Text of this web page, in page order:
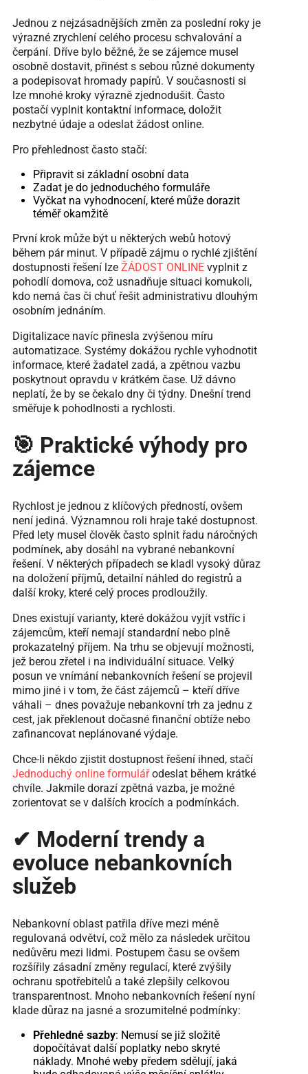
Jednou z nejzásadnějších změn za poslední roky je
výrazné zrychlení celého procesu schvalování a
čerpání. Dříve bylo běžné, že se zájemce musel
osobně dostavit, přinést s sebou různé dokumenty
a podepisovat hromady papírů. V současnosti si
lze mnohé kroky výrazně zjednodušit. Často
postačí vyplnit kontaktní informace, doložit
nezbytné údaje a odeslat žádost online.
Pro přehlednost často stačí:
Připravit si základní osobní data
Zadat je do jednoduchého formuláře
Vyčkat na vyhodnocení, které může dorazit
téměř okamžitě
První krok může být u některých webů hotový
během pár minut. V případě zájmu o rychlé zjištění
dostupnosti řešení lze ŽÁDOST ONLINEvyplnit z
pohodlí domova, což usnadňuje situaci komukoli,
kdo nemá čas či chuť řešit administrativu dlouhým
osobním jednáním.
Digitalizace navíc přinesla zvýšenou míru
automatizace. Systémy dokážou rychle vyhodnotit
informace, které žadatel zadá, a zpětnou vazbu
poskytnout opravdu v krátkém čase. Už dávno
neplatí, že by se čekalo dny či týdny. Dnešní trend
směřuje k pohodlnosti a rychlosti.
🎯 Praktické výhody pro
zájemce
Rychlost je jednou z klíčových předností, ovšem
není jediná. Významnou roli hraje také dostupnost.
Před lety musel člověk často splnit řadu náročných
podmínek, aby dosáhl na vybrané nebankovní
řešení. V některých případech se kladl vysoký důraz
na doložení příjmů, detailní náhled do registrů a
další kroky, které celý proces prodloužily.
Dnes existují varianty, které dokážou vyjít vstříc i
zájemcům, kteří nemají standardní nebo plně
prokazatelný příjem. Na trhu se objevují možnosti,
jež berou zřetel i na individuální situace. Velký
posun ve vnímání nebankovních řešení se projevil
mimo jiné i v tom, že část zájemců – kteří dříve
váhali – dnes považuje nebankovní trh za jednu z
cest, jak překlenout dočasné finanční obtíže nebo
zafinancovat neplánované výdaje.
Chce-li někdo zjistit dostupnost řešení ihned, stačí
Jednoduchý online formulářodeslat během krátké
chvíle. Jakmile dorazí zpětná vazba, je možné
zorientovat se v dalších krocích a podmínkách.
✔ Moderní trendy a
evoluce nebankovních
služeb
Nebankovní oblast patřila dříve mezi méně
regulovaná odvětví, což mělo za následek určitou
nedůvěru mezi lidmi. Postupem času se ovšem
rozšířily zásadní změny regulací, které zvýšily
ochranu spotřebitelů a také zlepšily celkovou
transparentnost. Mnoho nebankovních řešení nyní
klade důraz na jasné a srozumitelné podmínky:
Přehledné sazby: Nemusí se již složitě
dopočítávat další poplatky nebo skryté
náklady. Mnohé weby předem sdělují, jaká